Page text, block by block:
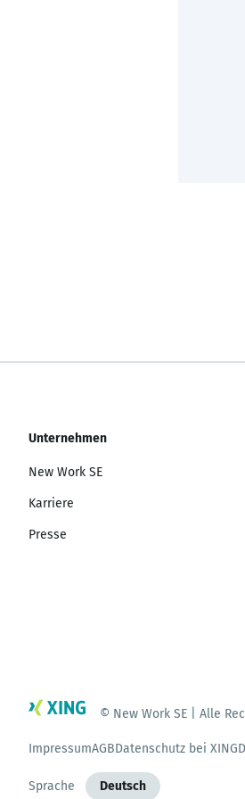
Unternehmen
New Work SE
Karriere
Presse
© New Work SE | Alle
ImpressumAGBDatenschutz bei XING
Sprache Deutsch